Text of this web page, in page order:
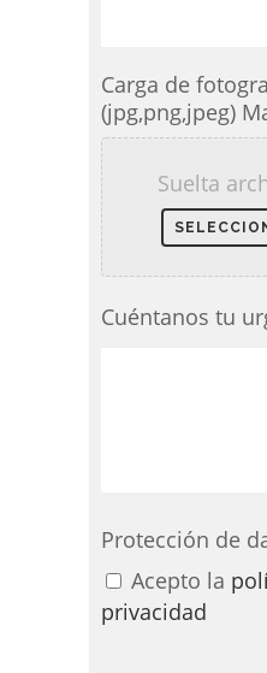
Carga de
(jpg,png,jpeg)
Suelta
Cuéntanos tu
Protección de
Acepto la
privacidad